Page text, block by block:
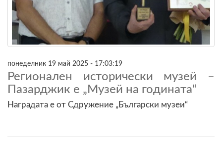
понеделник 19 май 2025 - 17:03:19
Регионален исторически музей –
Пазарджик e „Музей на годината“
Наградата е от Сдружение „Български музеи“